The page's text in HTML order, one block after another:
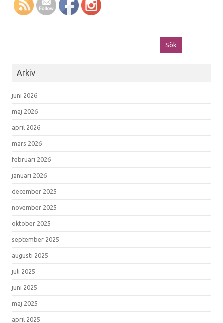
Arkiv
juni 2026
maj 2026
april 2026
mars 2026
februari 2026
januari 2026
december 2025
november 2025
oktober 2025
september 2025
augusti 2025
juli 2025
juni 2025
maj 2025
april 2025